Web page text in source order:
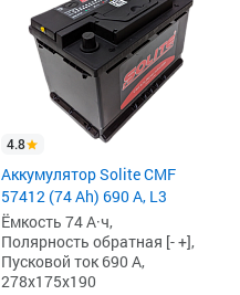
4.8
Аккумулятор Solite CMF
57412 (74 Ah) 690 А, L3
Ёмкость 74 А·ч,
Полярность обратная [- +],
Пусковой ток 690 А,
278x175x190